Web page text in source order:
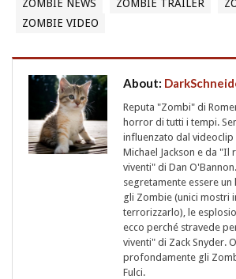
ZOMBIE NEWS ZOMBIE TRAILER
ZOMBIE VIDEO
About:
Reputa "Zombi" di
horror di tutti i tempi.
influenzato dal
Michael Jackson e da
viventi" di Dan
segretamente essere
gli Zombie (unici mostri
terrorizzarlo), le
ecco perché stravede
viventi" di Zack Snyder.
profondamente gli
Fulci.